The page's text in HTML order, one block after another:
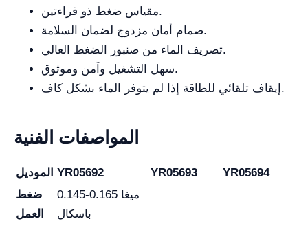
مقياس ضغط ذو قراءتين.
صمام أمان مزدوج لضمان السلامة.
تصريف الماء من صنبور الضغط العالي.
سهل التشغيل وآمن وموثوق.
إيقاف تلقائي للطاقة إذا لم يتوفر الماء بشكل كاف.
المواصفات الفنية
الموديل YR05692 YR05693
YR05694
ضغط
العمل
0.145-0.165 ميغا
باسكال